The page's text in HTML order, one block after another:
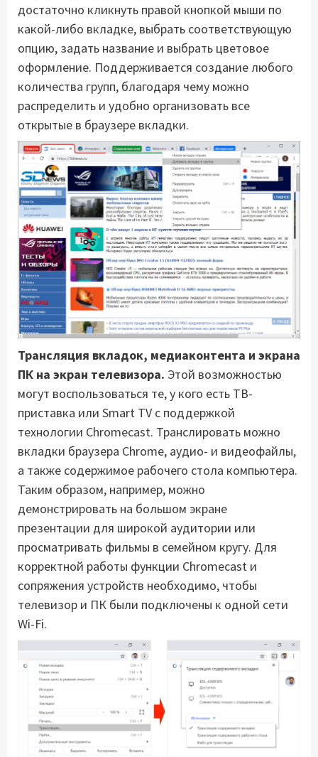
достаточно кликнуть правой кнопкой мыши по
какой-либо вкладке, выбрать соответствующую
опцию, задать название и выбрать цветовое
оформление. Поддерживается создание любого
количества групп, благодаря чему можно
распределить и удобно организовать все
открытые в браузере вкладки.
Трансляция вкладок, медиаконтента и экрана
ПК на экран телевизора. Этой возможностью
могут воспользоваться те, у кого есть ТВ-
приставка или Smart TV с поддержкой
технологии Chromecast. Транслировать можно
вкладки браузера Chrome, аудио- и видеофайлы,
а также содержимое рабочего стола компьютера.
Таким образом, например, можно
демонстрировать на большом экране
презентации для широкой аудитории или
просматривать фильмы в семейном кругу. Для
корректной работы функции Chromecast и
сопряжения устройств необходимо, чтобы
телевизор и ПК были подключены к одной сети
Wi-Fi.